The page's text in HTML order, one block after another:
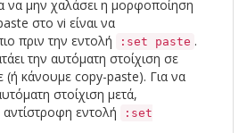
να μην χαλάσει η μορφοποίηση
στο vi είναι να
πριν την εντολή
:set paste .
την αυτόματη στοίχιση σε
(ή κάνουμε copy-paste). Για να
στοίχιση μετά,
εντολή
:set